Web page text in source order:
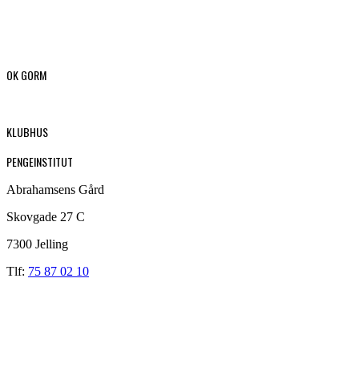
OK GORM
KLUBHUS
PENGEINSTITUT
Abrahamsens Gård
Skovgade 27 C
7300 Jelling
Tlf: 75 87 02 10